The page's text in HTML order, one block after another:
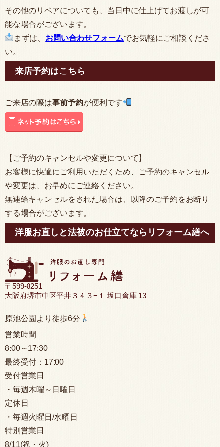
その他のリペアについても、当日中に仕上げてお渡しが可
能な場合がございます。
まずは、 お問い合わせフォームでお気軽にご相談くださ
い。
来店予約はこちら
ご来店の際は事前予約が便利です
【ご予約のキャンセルや変更について】
お客様に快適にご利用いただくため、ご予約のキャンセル
や変更は、お早めにご連絡ください。
無連絡キャンセルをされた場合は、以降のご予約をお断り
する場合がございます。
洋服お直しと法被のお仕立てならリフォーム繕へ
〒599-8251
大阪府堺市中区平井３４３−１ 坂口倉庫 13
原池公園より徒歩6分
営業時間
8:00～17:30
最終受付： 17:00
受付営業日
・毎週木曜～日曜日
定休日
・毎週火曜日/水曜日
特別営業日
8/11(祝・火)